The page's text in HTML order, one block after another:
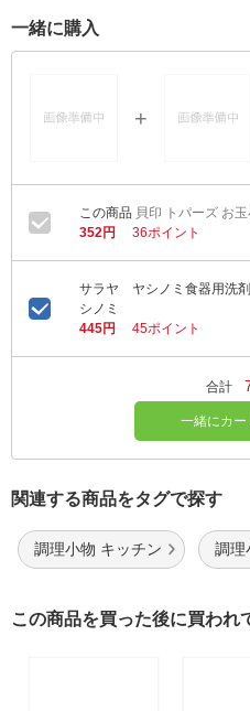
一緒に購入
貝印 トパーズ お
352円
36ポイント
サラヤ ヤシノミ食器用洗
シノミ
445円
45ポイント
合計
一緒にカー
関連する商品をタグで探す
調理小物 キッチン 調理
この商品を買った後に買われ